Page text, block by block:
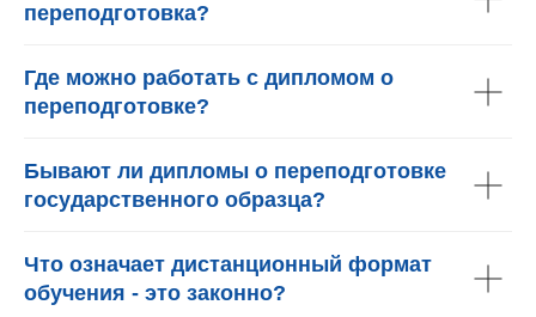
переподготовка?
Где можно работать с дипломом о
переподготовке?
Бывают ли дипломы о переподготовке
государственного образца?
Что означает дистанционный формат
обучения - это законно?